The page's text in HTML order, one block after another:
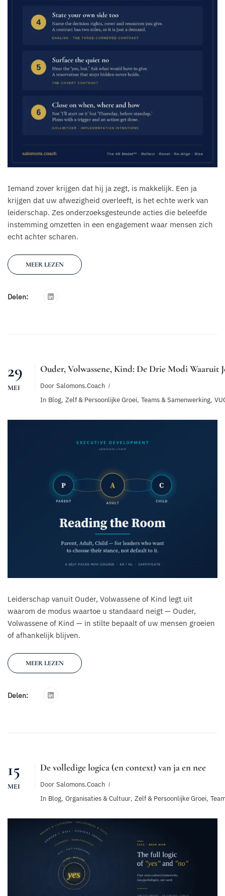
Iemand zover krijgen dat hij ja zegt, is makkelijk. Een ja
krijgen dat uw afwezigheid overleeft, is het echte werk van
leiderschap. Zes onderzoeksgesteunde acties die beleefde
instemming omzetten in een engagement waar mensen zich
echt achter scharen.
MEER LEZEN
Delen:
29
MEI
Ouder, Volwassene, Kind: De Drie Modi Waaruit
Door Salomons.coach
In Blog, Zelf & Persoonlijke Groei, Teams & Samenwerking,
Leiderschap vanuit Ouder, Volwassene of Kind legt uit
waarom de modus waartoe u standaard neigt — Ouder,
Volwassene of Kind — in stilte bepaalt of uw mensen groeien
of afhankelijk blijven.
MEER LEZEN
Delen:
15
MEI
De volledige logica (en context) van ja en nee
Door Salomons.coach
In Blog, Organisaties & Cultuur, Zelf & Persoonlijke Groei,